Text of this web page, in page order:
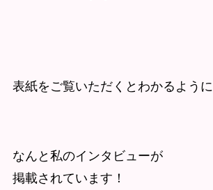
表紙をご覧いただくとわかるように
なんと私のインタビューが
掲載されています！